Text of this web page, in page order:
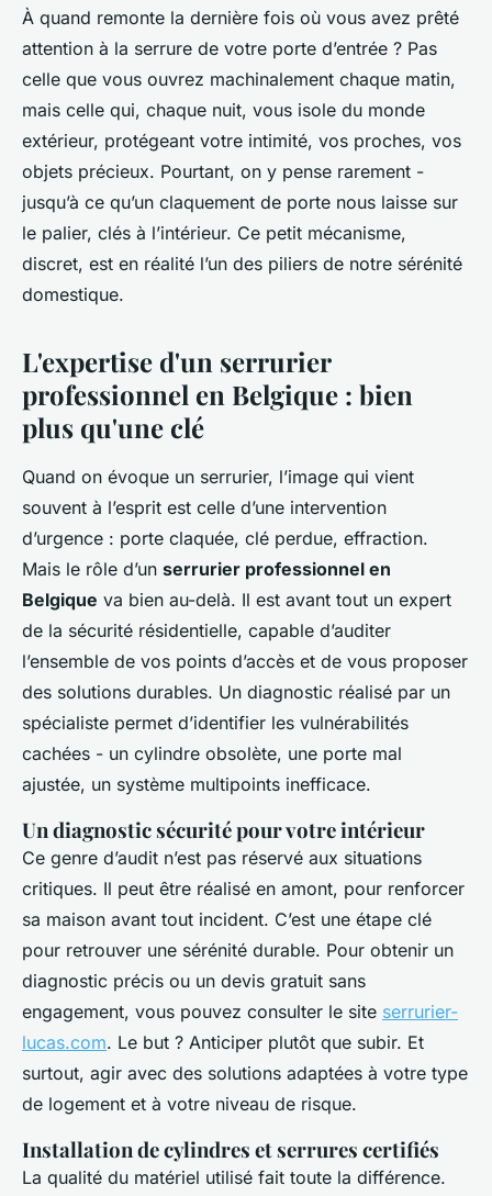
Serrurier professionnel en
Belgique : services et
dépannage rapide
Auberte•24/03/2026 14:53•9 min de lecture
À quand remonte la dernière fois où vous avez prêté
attention à la serrure de votre porte d’entrée ? Pas
celle que vous ouvrez machinalement chaque matin,
mais celle qui, chaque nuit, vous isole du monde
extérieur, protégeant votre intimité, vos proches, vos
objets précieux. Pourtant, on y pense rarement -
jusqu’à ce qu’un claquement de porte nous laisse sur
le palier, clés à l’intérieur. Ce petit mécanisme,
discret, est en réalité l’un des piliers de notre sérénité
domestique.
L'expertise d'un serrurier
professionnel en Belgique : bien
plus qu'une clé
Quand on évoque un serrurier, l’image qui vient
souvent à l’esprit est celle d’une intervention
d’urgence : porte claquée, clé perdue, effraction.
Mais le rôle d’un serrurier professionnel en
Belgique va bien au-delà. Il est avant tout un expert
de la sécurité résidentielle, capable d’auditer
l’ensemble de vos points d’accès et de vous proposer
des solutions durables. Un diagnostic réalisé par un
spécialiste permet d’identifier les vulnérabilités
cachées - un cylindre obsolète, une porte mal
ajustée, un système multipoints inefficace.
Un diagnostic sécurité pour votre intérieur
Ce genre d’audit n’est pas réservé aux situations
critiques. Il peut être réalisé en amont, pour renforcer
sa maison avant tout incident. C’est une étape clé
pour retrouver une sérénité durable. Pour obtenir un
diagnostic précis ou un devis gratuit sans
engagement, vous pouvez consulter le site serrurier-
lucas.com. Le but ? Anticiper plutôt que subir. Et
surtout, agir avec des solutions adaptées à votre type
de logement et à votre niveau de risque.
Installation de cylindres et serrures certifiés
La qualité du matériel utilisé fait toute la différence.